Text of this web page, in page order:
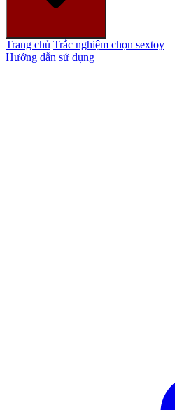
Trang chủ Trắc nghiệm chọn sextoy
Hướng dẫn sử dụng